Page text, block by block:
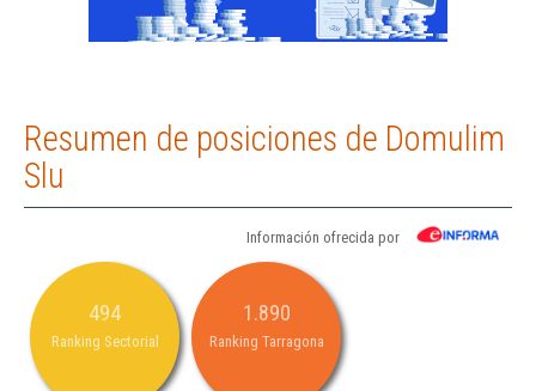
Resumen de posiciones de Domulim
Slu
Información ofrecida por
494
Ranking Sectorial
1.890
Ranking Tarragona